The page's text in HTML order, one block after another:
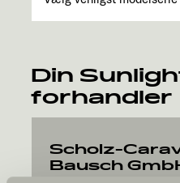
Din
forhandler
Scholz-
Bausch